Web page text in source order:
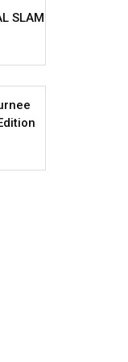
SLAM